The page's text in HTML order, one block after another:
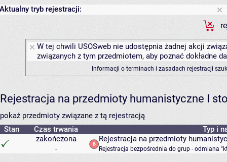
Aktualny tryb rejestracji:
W tej chwili USOSweb nie udostępnia żadnej akcji
związanych z tym przedmiotem, aby poznać dokładne
Informacji o terminach i zasadach rejestracji
Rejestracja na przedmioty humanistyczne I
pokaż przedmioty związane z tą rejestracją
Stan
Czas trwania
Typ i
zakończona
-
Rejestracja na przedmioty
Rejestracja bezpośrednia do grup - odmiana